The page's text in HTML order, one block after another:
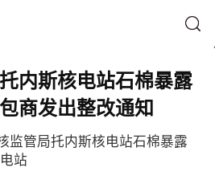
内斯核电站石棉暴露
商发出整改通知
监管局托内斯核电站石棉暴露
站